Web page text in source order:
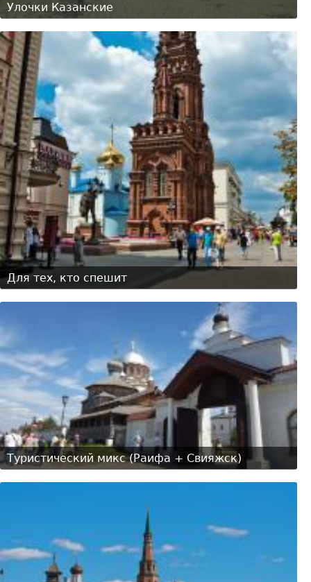
Улочки Казанские
Для тех, кто спешит
Туристический микс (Раифа + Свияжск)